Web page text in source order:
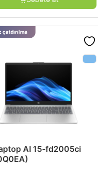
AI 15-fd2005ci
çatdırılma